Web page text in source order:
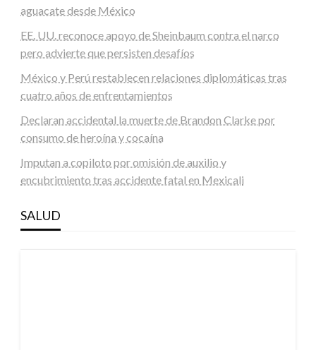
aguacate desde México
EE. UU. reconoce apoyo de Sheinbaum contra el narco
pero advierte que persisten desafíos
México y Perú restablecen relaciones diplomáticas tras
cuatro años de enfrentamientos
Declaran accidental la muerte de Brandon Clarke por
consumo de heroína y cocaína
Imputan a copiloto por omisión de auxilio y
encubrimiento tras accidente fatal en Mexicali
SALUD